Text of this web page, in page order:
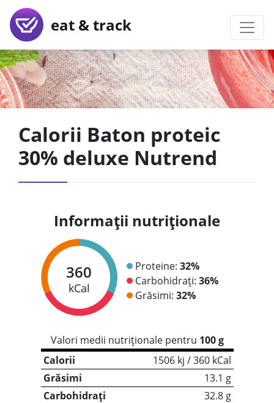
eat & track
Calorii Baton proteic
30% deluxe Nutrend
Informații nutriționale
360
kCal
Proteine: 32%
Carbohidrați: 36%
Grăsimi: 32%
Valori medii nutriționale pentru 100 g
Calorii
1506 kj / 360 kCal
Grăsimi
13.1 g
Carbohidrați
32.8 g